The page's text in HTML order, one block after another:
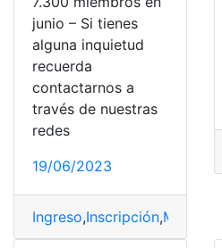
junio – Si tienes
alguna inquietud
recuerda
contactarnos a
través de nuestras
redes
19/06/2023
Ingreso,Inscripción,Miembros